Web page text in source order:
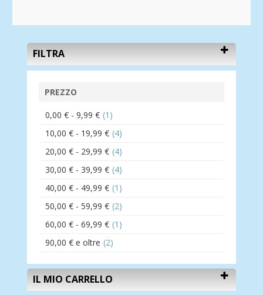
FILTRA
PREZZO
0,00 € - 9,99 € (1)
10,00 € - 19,99 € (4)
20,00 € - 29,99 € (4)
30,00 € - 39,99 € (4)
40,00 € - 49,99 € (1)
50,00 € - 59,99 € (2)
60,00 € - 69,99 € (1)
90,00 € e oltre (2)
IL MIO CARRELLO